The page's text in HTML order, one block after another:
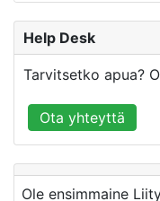
Help Desk
Tarvitsetko apua?
Ota yhteyttä
Ole ensimmaine